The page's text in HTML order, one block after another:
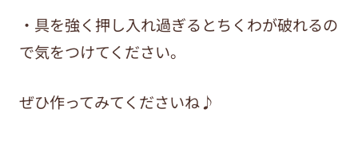
・具を強く押し入れ過ぎるとちくわが破れるの
で気をつけてください。
ぜひ作ってみてくださいね♪